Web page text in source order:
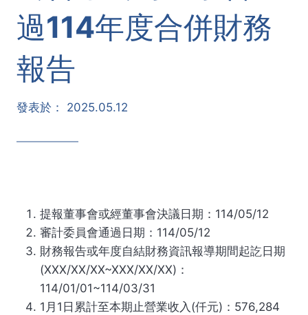
過114年度合併財務
報告
發表於： 2025.05.12
提報董事會或經董事會決議日期：114/05/12
審計委員會通過日期：114/05/12
財務報告或年度自結財務資訊報導期間起訖日期
(XXX/XX/XX~XXX/XX/XX)：
114/01/01~114/03/31
1月1日累計至本期止營業收入(仟元)：576,284